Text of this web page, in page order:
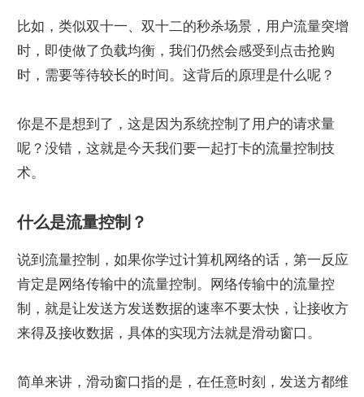
比如，类似双十一、双十二的秒杀场景，用户流量突增
时，即使做了负载均衡，我们仍然会感受到点击抢购
时，需要等待较长的时间。这背后的原理是什么呢？
你是不是想到了，这是因为系统控制了用户的请求量
呢？没错，这就是今天我们要一起打卡的流量控制技
术。
什么是流量控制？
说到流量控制，如果你学过计算机网络的话，第一反应
肯定是网络传输中的流量控制。网络传输中的流量控
制，就是让发送方发送数据的速率不要太快，让接收方
来得及接收数据，具体的实现方法就是滑动窗口。
简单来讲，滑动窗口指的是，在任意时刻，发送方都维